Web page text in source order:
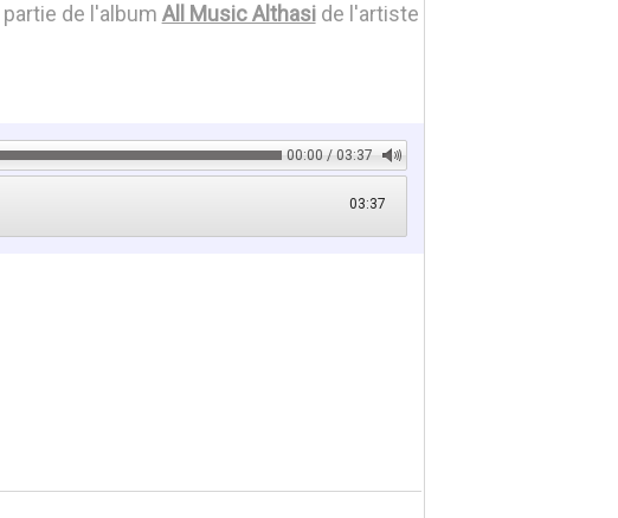
de l'album All Music Althaside l'artiste
00:00 / 03:37
03:37